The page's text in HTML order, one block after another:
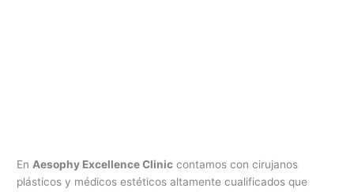
En Aesophy Excellence Clinic contamos con cirujanos
plásticos y médicos estéticos altamente cualificados que